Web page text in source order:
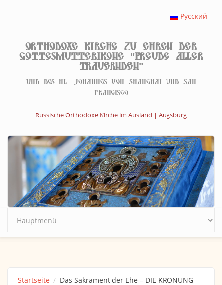
Русский
Orthodoxe Kirche zu Ehren der
Gottesmutterikone "Freude aller
Trauernden"
Und des hl. Johannes von Shanghai und San
Francisco
Russische Orthodoxe Kirche im Ausland | Augsburg
Startseite Das Sakrament der Ehe – DIE KRÖNUNG